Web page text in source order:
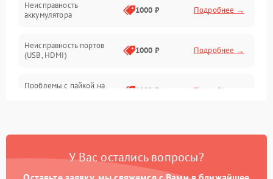
Неисправность
аккумулятора
1000 ₽ Подробнее →
Неисправность портов
(USB, HDMI)
1000 ₽ Подробнее →
Проблемы с пайкой на
1000 ₽ Подробнее →
процессора
Повреждение внутренних
проводов
500 ₽
У Вас остались вопросы?